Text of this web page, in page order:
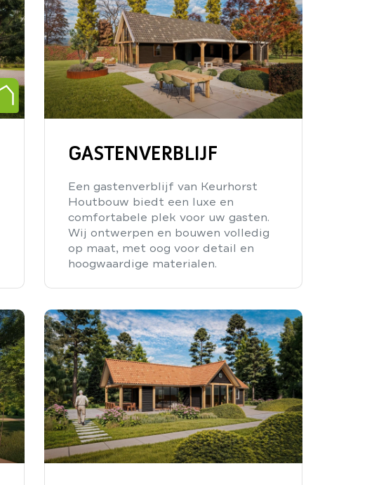
GASTENVERBLIJF
Een gastenverblijf van Keurhorst
Houtbouw biedt een luxe en
comfortabele plek voor uw gasten.
Wij ontwerpen en bouwen volledig
op maat, met oog voor detail en
hoogwaardige materialen.